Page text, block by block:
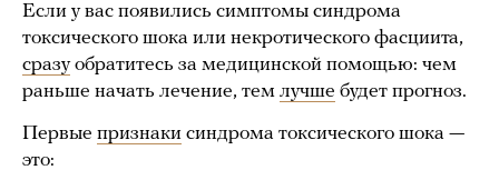
Если у вас появились симптомы синдрома
токсического шока или некротического фасциита,
сразуобратитесь за медицинской помощью: чем
раньше начать лечение, тем лучше будет прогноз.
Первые признаки синдрома токсического шока —
это: